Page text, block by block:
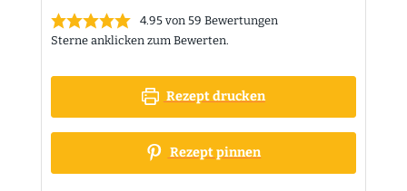
4.95von 59 Bewertungen
Sterne anklicken zum Bewerten.
Rezept drucken
Rezept pinnen